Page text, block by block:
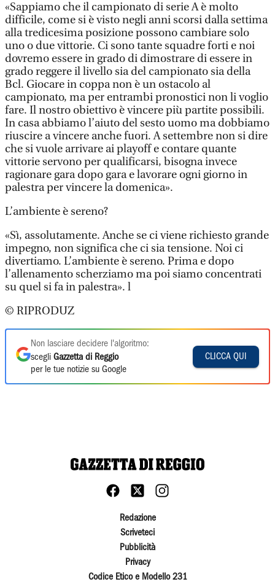
«Sappiamo che il campionato di serie A è molto
difficile, come si è visto negli anni scorsi dalla settima
alla tredicesima posizione possono cambiare solo
uno o due vittorie. Ci sono tante squadre forti e noi
dovremo essere in grado di dimostrare di essere in
grado reggere il livello sia del campionato sia della
Bcl. Giocare in coppa non è un ostacolo al
campionato, ma per entrambi pronostici non li voglio
fare. Il nostro obiettivo è vincere più partite possibili.
In casa abbiamo l’aiuto del sesto uomo ma dobbiamo
riuscire a vincere anche fuori. A settembre non si dire
che si vuole arrivare ai playoff e contare quante
vittorie servono per qualificarsi, bisogna invece
ragionare gara dopo gara e lavorare ogni giorno in
palestra per vincere la domenica».
L’ambiente è sereno?
«Sì, assolutamente. Anche se ci viene richiesto grande
impegno, non significa che ci sia tensione. Noi ci
divertiamo. L’ambiente è sereno. Prima e dopo
l’allenamento scherziamo ma poi siamo concentrati
su quel si fa in palestra». l
© RIPRODUZ
Non lasciare decidere l'algoritmo:
scegli Gazzetta di Reggio
per le tue notizie su Google
CLICCA QUI
Redazione
Scriveteci
Pubblicità
Privacy
Codice Etico e Modello 231